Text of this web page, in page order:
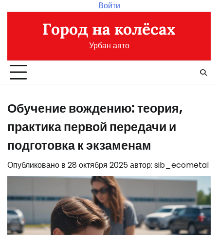
содержимому
Войти
Город на колёсах
Урбан авто
Обучение вождению: теория,
практика первой передачи и
подготовка к экзаменам
Опубликовано в 28 октября 2025автор: sib_ecometal